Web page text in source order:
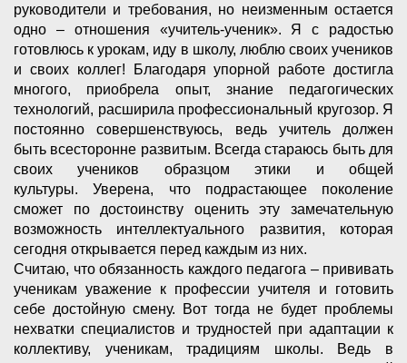
руководители и требования, но неизменным остается
одно – отношения «учитель-ученик». Я с радостью
готовлюсь к урокам, иду в школу, люблю своих учеников
и своих коллег! Благодаря упорной работе достигла
многого, приобрела опыт, знание педагогических
технологий, расширила профессиональный кругозор. Я
постоянно совершенствуюсь, ведь учитель должен
быть всесторонне развитым. Всегда стараюсь быть для
своих учеников образцом этики и общей
культуры. Уверена, что подрастающее поколение
сможет по достоинству оценить эту замечательную
возможность интеллектуального развития, которая
сегодня открывается перед каждым из них.
Считаю, что обязанность каждого педагога – прививать
ученикам уважение к профессии учителя и готовить
себе достойную смену. Вот тогда не будет проблемы
нехватки специалистов и трудностей при адаптации к
коллективу, ученикам, традициям школы. Ведь в